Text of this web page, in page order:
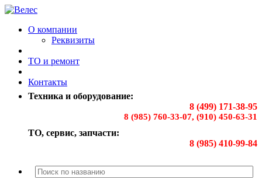
О компании
Реквизиты
ТО и ремонт
Контакты
Техника и оборудование:
8 (499) 171-38-95
8 (985) 760-33-07, (910) 450-63-31
ТО, сервис, запчасти:
8 (985) 410-99-84